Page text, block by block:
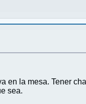
en la mesa. Tener
sea.